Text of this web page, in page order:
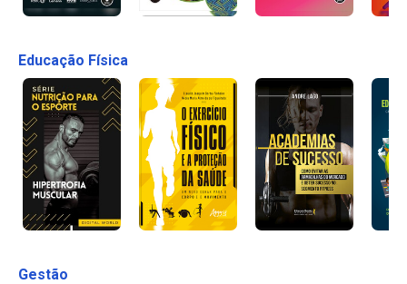
Educação Física
Gestão